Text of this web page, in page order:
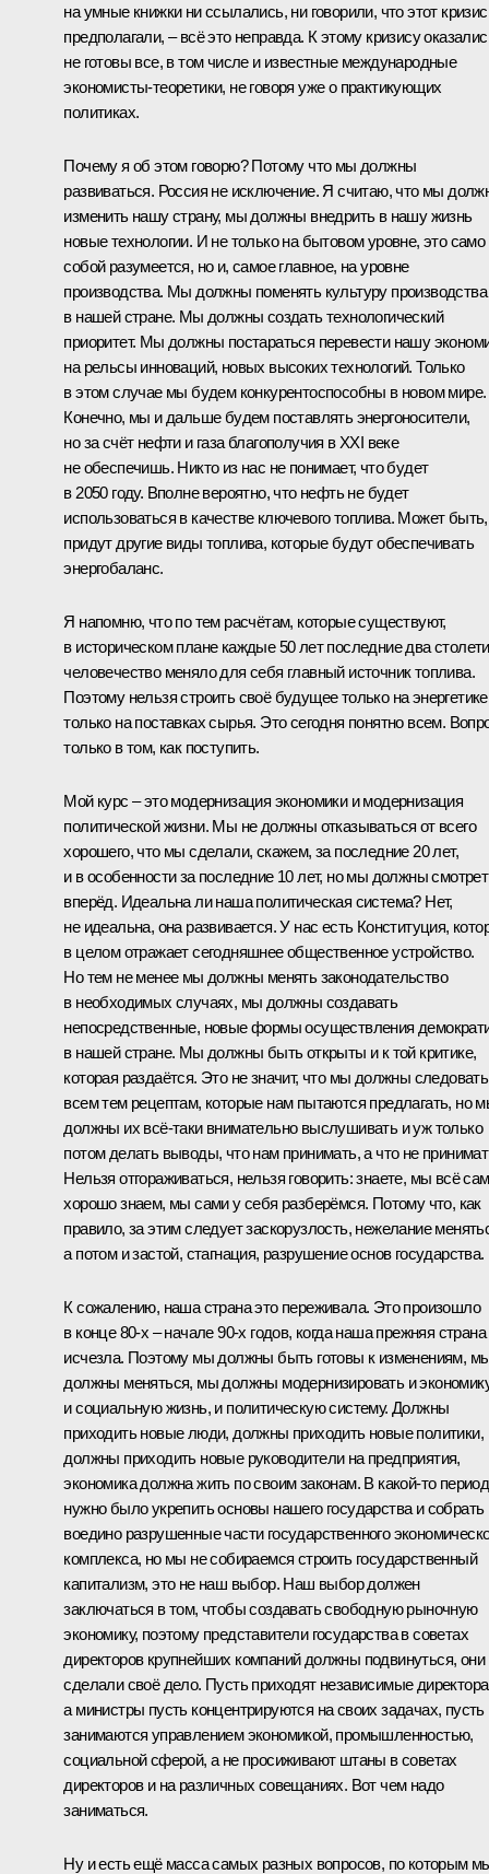
на умные книжки ни ссылались, ни говорили, что этот кризис
предполагали, – всё это неправда. К этому кризису
не готовы все, в том числе и известные международные
экономисты-теоретики, не говоря уже о практикующих
политиках.
Почему я об этом говорю? Потому что мы должны
развиваться. Россия не исключение. Я считаю, что мы
изменить нашу страну, мы должны внедрить в нашу жизнь
новые технологии. И не только на бытовом уровне, это само
собой разумеется, но и, самое главное, на уровне
производства. Мы должны поменять культуру производства
в нашей стране. Мы должны создать технологический
приоритет. Мы должны постараться перевести нашу
на рельсы инноваций, новых высоких технологий. Только
в этом случае мы будем конкурентоспособны в новом мире.
Конечно, мы и дальше будем поставлять энергоносители,
но за счёт нефти и газа благополучия в XXI веке
не обеспечишь. Никто из нас не понимает, что будет
в 2050 году. Вполне вероятно, что нефть не будет
использоваться в качестве ключевого топлива. Может быть,
придут другие виды топлива, которые будут обеспечивать
энергобаланс.
Я напомню, что по тем расчётам, которые существуют,
в историческом плане каждые 50 лет последние два
человечество меняло для себя главный источник топлива.
Поэтому нельзя строить своё будущее только на
только на поставках сырья. Это сегодня понятно всем.
только в том, как поступить.
Мой курс – это модернизация экономики и модернизация
политической жизни. Мы не должны отказываться от всего
хорошего, что мы сделали, скажем, за последние 20 лет,
и в особенности за последние 10 лет, но мы должны
вперёд. Идеальна ли наша политическая система? Нет,
не идеальна, она развивается. У нас есть Конституция,
в целом отражает сегодняшнее общественное устройство.
Но тем не менее мы должны менять законодательство
в необходимых случаях, мы должны создавать
непосредственные, новые формы осуществления
в нашей стране. Мы должны быть открыты и к той критике,
которая раздаётся. Это не значит, что мы должны следовать
всем тем рецептам, которые нам пытаются предлагать, но
должны их всё‑таки внимательно выслушивать и уж только
потом делать выводы, что нам принимать, а что не
Нельзя отгораживаться, нельзя говорить: знаете, мы всё
хорошо знаем, мы сами у себя разберёмся. Потому что, как
правило, за этим следует заскорузлость, нежелание
а потом и застой, стагнация, разрушение основ государства.
К сожалению, наша страна это переживала. Это произошло
в конце 80-х – начале 90-х годов, когда наша прежняя страна
исчезла. Поэтому мы должны быть готовы к изменениям,
должны меняться, мы должны модернизировать и
и социальную жизнь, и политическую систему. Должны
приходить новые люди, должны приходить новые политики,
должны приходить новые руководители на предприятия,
экономика должна жить по своим законам. В какой‑то период
нужно было укрепить основы нашего государства и собрать
воедино разрушенные части государственного
комплекса, но мы не собираемся строить государственный
капитализм, это не наш выбор. Наш выбор должен
заключаться в том, чтобы создавать свободную рыночную
экономику, поэтому представители государства в советах
директоров крупнейших компаний должны подвинуться, они
сделали своё дело. Пусть приходят независимые
а министры пусть концентрируются на своих задачах, пусть
занимаются управлением экономикой, промышленностью,
социальной сферой, а не просиживают штаны в советах
директоров и на различных совещаниях. Вот чем надо
заниматься.
Ну и есть ещё масса самых разных вопросов, по которым